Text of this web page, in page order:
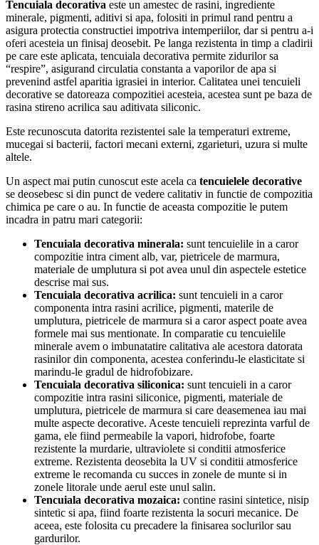
Tencuiala decorativa este un amestec de rasini, ingrediente
minerale, pigmenti, aditivi si apa, folositi in primul rand pentru a
asigura protectia constructiei impotriva intemperiilor, dar si pentru a-i
oferi acesteia un finisaj deosebit. Pe langa rezistenta in timp a cladirii
pe care este aplicata, tencuiala decorativa permite zidurilor sa
“respire”, asigurand circulatia constanta a vaporilor de apa si
prevenind astfel aparitia igrasiei in interior. Calitatea unei tencuieli
decorative se datoreaza compozitiei acesteia, acestea sunt pe baza de
rasina stireno acrilica sau aditivata siliconic.
Este recunoscuta datorita rezistentei sale la temperaturi extreme,
mucegai si bacterii, factori mecani externi, zgarieturi, uzura si multe
altele.
Un aspect mai putin cunoscut este acela ca tencuielele decorative
se deosebesc si din punct de vedere calitativ in functie de compozitia
chimica pe care o au. In functie de aceasta compozitie le putem
incadra in patru mari categorii:
Tencuiala decorativa minerala: sunt tencuielile in a caror
compozitie intra ciment alb, var, pietricele de marmura,
materiale de umplutura si pot avea unul din aspectele estetice
descrise mai sus.
Tencuiala decorativa acrilica: sunt tencuieli in a caror
componenta intra rasini acrilice, pigmenti, materile de
umplutura, pietricele de marmura si a caror aspect poate avea
formele mai sus mentionate. In comparatie cu tencuielile
minerale avem o imbunatatire calitativa ale acestora datorata
rasinilor din componenta, acestea conferindu-le elasticitate si
marindu-le gradul de hidrofobizare.
Tencuiala decorativa siliconica: sunt tencuieli in a caror
compozitie intra rasini siliconice, pigmenti, materiale de
umplutura, pietricele de marmura si care deasemenea iau mai
multe aspecte decorative. Aceste tencuieli reprezinta varful de
gama, ele fiind permeabile la vapori, hidrofobe, foarte
rezistente la murdarie, ultraviolete si conditii atmosferice
extreme. Rezistenta deosebita la UV si conditii atmosferice
extreme le recomanda cu succes in zonele de munte si in
zonele litorale unde aerul este unul salin.
Tencuiala decorativa mozaica: contine rasini sintetice, nisip
sintetic si apa, fiind foarte rezistenta la socuri mecanice. De
aceea, este folosita cu precadere la finisarea soclurilor sau
gardurilor.